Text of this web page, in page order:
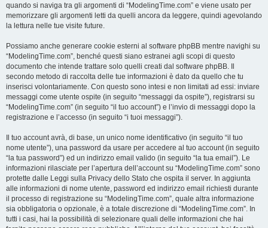
quando si naviga tra gli argomenti di “ModelingTime.com” e viene usato per
memorizzare gli argomenti letti da quelli ancora da leggere, quindi agevolando
la lettura nelle tue visite future.
Possiamo anche generare cookie esterni al software phpBB mentre navighi su
“ModelingTime.com”, benché questi siano estranei agli scopi di questo
documento che intende trattare solo quelli creati dal software phpBB. Il
secondo metodo di raccolta delle tue informazioni è dato da quello che tu
inserisci volontariamente. Con questo sono intesi e non limitati ad essi: inviare
messaggi come utente ospite (in seguito “messaggi da ospite”), registrarsi su
“ModelingTime.com” (in seguito “il tuo account”) e l’invio di messaggi dopo la
registrazione e l’accesso (in seguito “i tuoi messaggi”).
Il tuo account avrà, di base, un unico nome identificativo (in seguito “il tuo
nome utente”), una password da usare per accedere al tuo account (in seguito
“la tua password”) ed un indirizzo email valido (in seguito “la tua email”). Le
informazioni rilasciate per l’apertura dell’account su “ModelingTime.com” sono
protette dalle Leggi sulla Privacy dello Stato che ospita il server. In aggiunta
alle informazioni di nome utente, password ed indirizzo email richiesti durante
il processo di registrazione su “ModelingTime.com”, quale altra informazione
sia obbligatoria o opzionale, è a totale discrezione di “ModelingTime.com”. In
tutti i casi, hai la possibilità di selezionare quali delle informazioni che hai